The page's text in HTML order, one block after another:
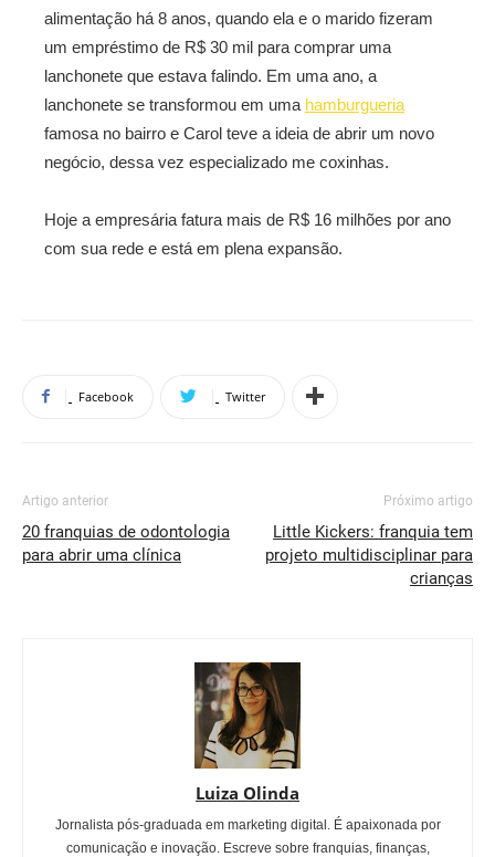
alimentação há 8 anos, quando ela e o marido fizeram
um empréstimo de R$ 30 mil para comprar uma
lanchonete que estava falindo. Em uma ano, a
lanchonete se transformou em uma hamburgueria
famosa no bairro e Carol teve a ideia de abrir um novo
negócio, dessa vez especializado me coxinhas.
Hoje a empresária fatura mais de R$ 16 milhões por ano
com sua rede e está em plena expansão.
Facebook Twitter
Artigo anterior
20 franquias de odontologia
para abrir uma clínica
Próximo artigo
Little Kickers: franquia tem
projeto multidisciplinar para
crianças
Luiza Olinda
Jornalista pós-graduada em marketing digital. É apaixonada por
comunicação e inovação. Escreve sobre franquias, finanças,